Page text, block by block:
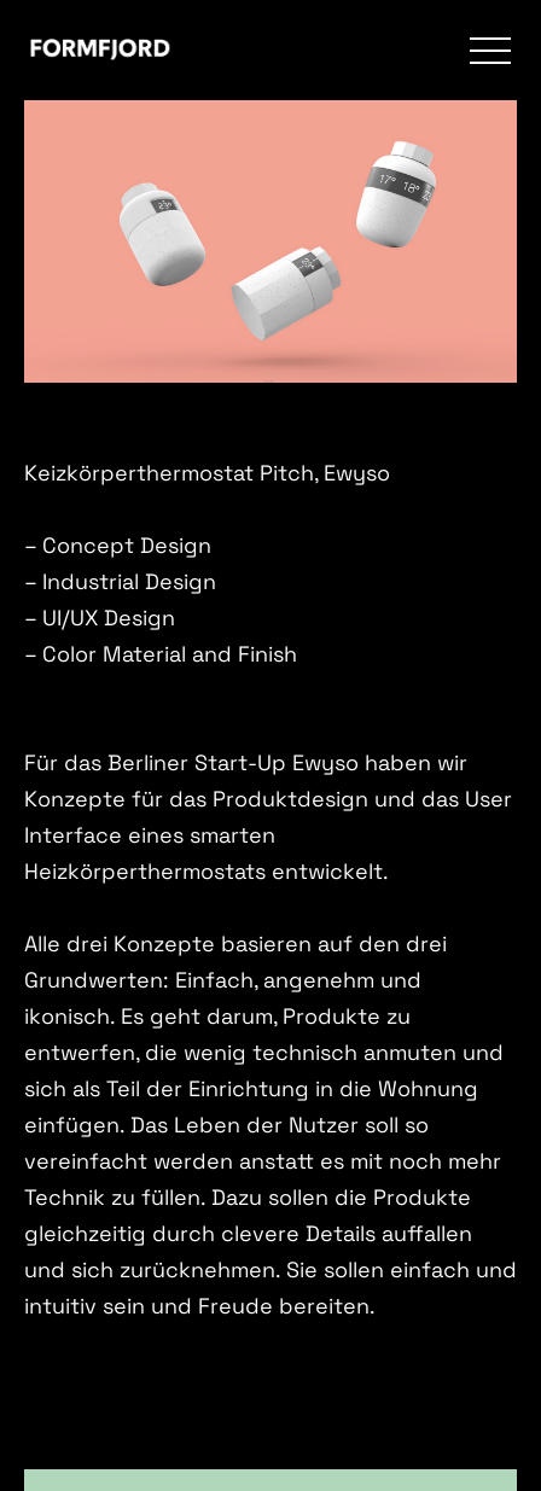
Keizkörperthermostat Pitch, Ewyso
– Concept Design
– Industrial Design
– UI/UX Design
– Color Material and Finish
Für das Berliner Start-Up Ewyso haben wir
Konzepte für das Produktdesign und das User
Interface eines smarten
Heizkörperthermostats entwickelt.
Alle drei Konzepte basieren auf den drei
Grundwerten: Einfach, angenehm und
ikonisch. Es geht darum, Produkte zu
entwerfen, die wenig technisch anmuten und
sich als Teil der Einrichtung in die Wohnung
einfügen. Das Leben der Nutzer soll so
vereinfacht werden anstatt es mit noch mehr
Technik zu füllen. Dazu sollen die Produkte
gleichzeitig durch clevere Details auffallen
und sich zurücknehmen. Sie sollen einfach und
intuitiv sein und Freude bereiten.